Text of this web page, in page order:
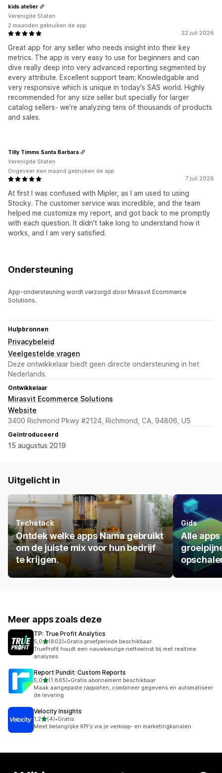
22 juli 2026
Great app for any seller who needs insight into their key
metrics. The app is very easy to use for beginners and can
dive really deep into very advanced reporting segmented by
every attribute. Excellent support team; Knowledgable and
very responsive which is unique in today's SAS world. Highly
recommended for any size seller but specially for larger
catalog sellers- we're analyzing tens of thousands of products
and sales.
kids atelier
Verenigde Staten
2 maanden gebruiken de app
7 juli 2026
At first I was confused with Mipler, as I am used to using
Stocky. The customer service was incredible, and the team
helped me customize my report, and got back to me promptly
with each question. It didn't take long to understand how it
works, and I am very satisfied.
Tilly Timms Santa Barbara
Verenigde Staten
Ongeveer een maand gebruiken de app
Ondersteuning
App-ondersteuning wordt verzorgd door Mirasvit Ecommerce
Solutions.
Hulpbronnen
Privacybeleid
Veelgestelde vragen
Deze ontwikkelaar biedt geen directe ondersteuning in het
Nederlands.
Ontwikkelaar
Mirasvit Ecommerce Solutions
Website
3400 Richmond Pkwy #2124, Richmond, CA, 94806, US
Geïntroduceerd
15 augustus 2019
Uitgelicht in
Techstack
Ontdek welke apps Nama gebruikt
om de juiste mix voor hun bedrijf
te krijgen.
Gids
Alle
Meer apps zoals deze
TP: True Profit Analytics
5,0van 5 sterren
(802)
802 recensies in totaal
•Gratis proefperiode beschikbaar
TrueProfit houdt een nauwkeurige nettowinst bij met realtime
analyses
Report Pundit: Custom Reports
5,0van 5 sterren
(1.865)
1865 recensies in totaal
•Gratis abonnement beschikbaar
Maak aangepaste rapporten, combineer gegevens en automatiseer
de levering
Velocity Insights
1,2van 5 sterren
(4)
4 recensies in totaal
•Gratis
Meet belangrijke KPI's via je verkoop- en marketingkanalen